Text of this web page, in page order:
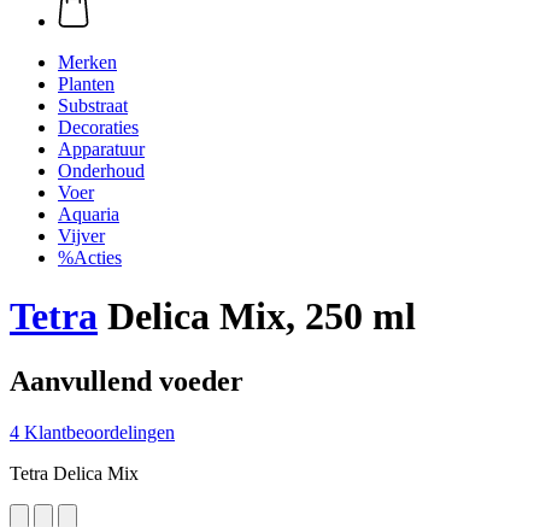
Merken
Planten
Substraat
Decoraties
Apparatuur
Onderhoud
Voer
Aquaria
Vijver
%Acties
Tetra Delica Mix, 250 ml
Aanvullend voeder
4 Klantbeoordelingen
Tetra Delica Mix